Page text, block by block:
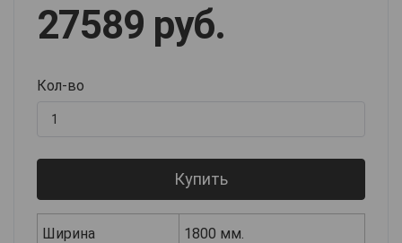
27589 руб.
Кол-во
Купить
Ширина 1800 мм.